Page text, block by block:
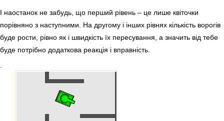
І наостанок не забудь, що перший рівень – це лише квіточки
порівняно з наступними. На другому і інших рівнях кількість ворогів
буде рости, рівно як і швидкість їх пересування, а значить від тебе
буде потрібно додаткова реакція і вправність.